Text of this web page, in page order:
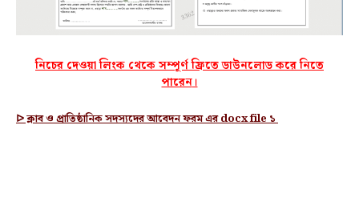
নিচের দেওয়া লিংক থেকে সম্পূর্ণ ফ্রিতে ডাউনলোড করে নিতে
পারেন।
ᐅ ক্লাব ও প্রাতিষ্ঠানিক সদস্যদের আবেদন ফরমএর docx file১